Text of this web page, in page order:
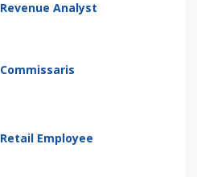
Revenue Analyst
Commissaris
Retail Employee